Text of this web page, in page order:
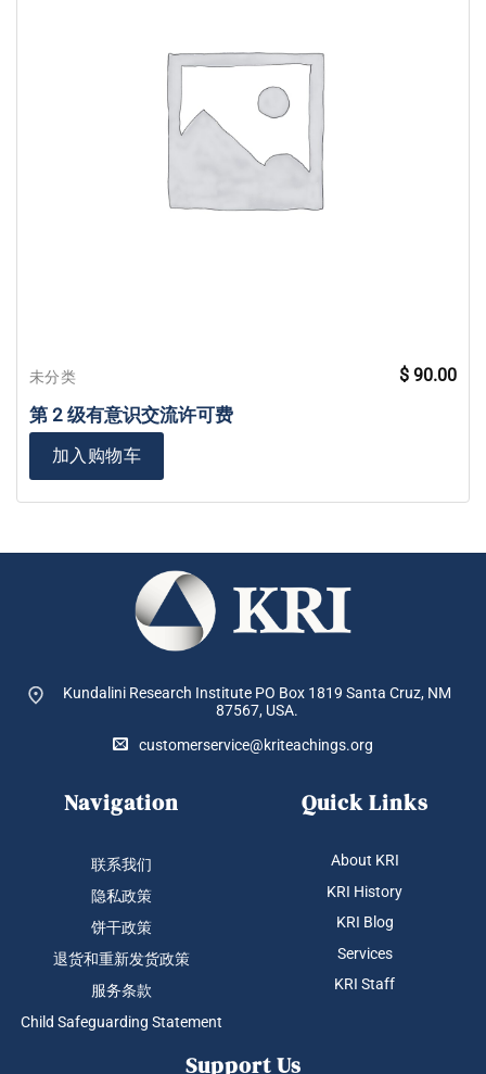
未分类
第 2 级有意识交流许可费
$ 90.00
加入购物车
Kundalini Research Institute PO Box 1819 Santa Cruz, NM
87567, USA.
customerservice@kriteachings.org
Navigation
联系我们
隐私政策
饼干政策
退货和重新发货政策
服务条款
Child Safeguarding Statement
Quick Links
About KRI
KRI History
KRI Blog
Services
KRI Staff
Support Us